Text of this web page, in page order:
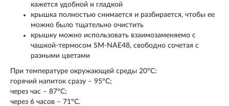
кажется удобной и гладкой
крышка полностью снимается и разбирается, чтобы ее
можно было тщательно очистить
крышку можно использовать взаимозаменяемо с
чашкой-термосом SM-NAE48, свободно сочетая с
разными цветами
При температуре окружающей среды 20°C:
горячий напиток сразу – 95°C;
через час – 87°C;
через 6 часов – 71°C.